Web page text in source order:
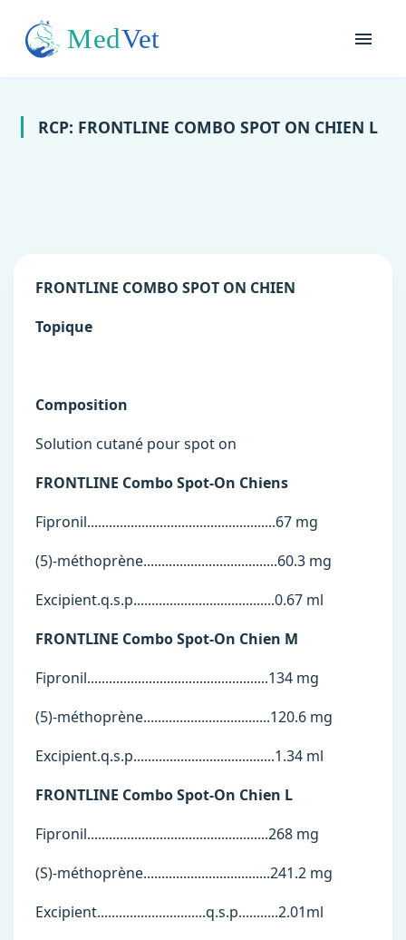
RCP: FRONTLINE COMBO SPOT ON CHIEN L
FRONTLINE COMBO SPOT ON CHIEN
Topique
Composition
Solution cutané pour spot on
FRONTLINE Combo Spot-On Chiens
Fipronil....................................................67 mg
(5)-méthoprène.....................................60.3 mg
Excipient.q.s.p.......................................0.67 ml
FRONTLINE Combo Spot-On Chien M
Fipronil..................................................134 mg
(5)-méthoprène...................................120.6 mg
Excipient.q.s.p.......................................1.34 ml
FRONTLINE Combo Spot-On Chien L
Fipronil..................................................268 mg
(S)-méthoprène...................................241.2 mg
Excipient..............................q.s.p...........2.01ml